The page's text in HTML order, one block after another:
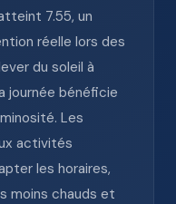
7.55, un
réelle lors des
du soleil à
journée bénéficie
Les
activités
les horaires,
moins chauds et